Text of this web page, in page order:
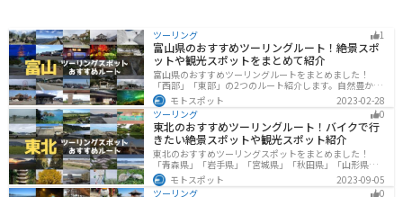
ツーリング 1
富山県のおすすめツーリングルート！絶景スポ
ットや観光スポットをまとめて紹介
富山県のおすすめツーリングルートをまとめました！
「西部」「東部」の2つのルート紹介します。自然豊かな
山と海、温泉が充実しており、美術館などもあるので、
自然を満喫するツーリングができます。バイクで富山県
にツーリングに行く際は参考にしてください。
モトスポット
2023-02-28
ツーリング
0
東北のおすすめツーリングルート！バイクで行
きたい絶景スポットや観光スポット紹介
東北のおすすめツーリングスポットをまとめました！
「青森県」「岩手県」「宮城県」「秋田県」「山形県」
「福島県」の各県の観光地紹介します。自然豊かな山々
や湖、温泉地が点在し、四季折々の景色を楽しめるスポ
モトスポット
2023-09-05
ツーリング
0